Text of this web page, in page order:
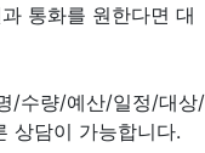
통화를 원한다면 대
/수량/예산/일정/대상/
상담이 가능합니다.